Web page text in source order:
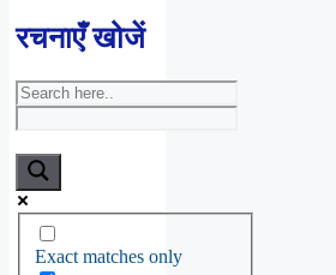
रचनाएँ खोजें
Exact matches only